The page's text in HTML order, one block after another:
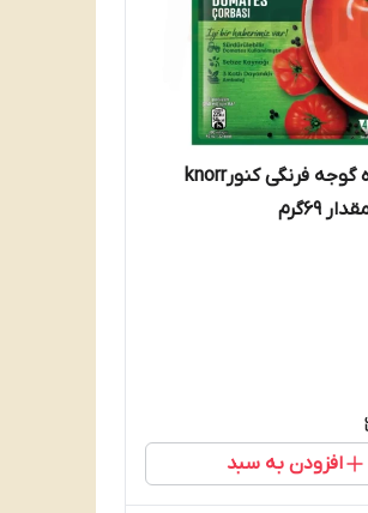
سوپ اماده گوجه فرنگی کنورknorr
افزودن به سبد